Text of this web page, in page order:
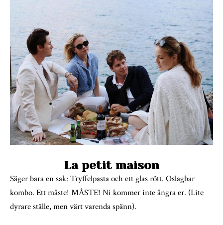
La petit maison
Säger bara en sak: Tryffelpasta och ett glas rött. Oslagbar
kombo. Ett måste! MÅSTE! Ni kommer inte ångra er. (Lite
dyrare ställe, men värt varenda spänn).